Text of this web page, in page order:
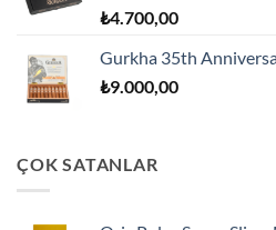
₺4.700,00
Gurkha 35th
₺9.000,00
ÇOK SATANLAR